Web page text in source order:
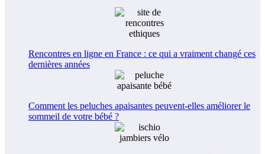
Rencontres en ligne en France : ce qui a vraiment changé ces
dernières années
Comment les peluches apaisantes peuvent-elles améliorer le
sommeil de votre bébé ?